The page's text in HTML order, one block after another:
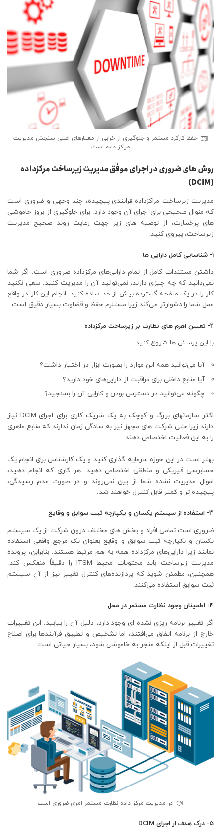
حفظ کارکرد مستمر و جلوگیری از خرابی از معیارهای اصلی سنجش مدیریت
مراکز داده است
روش های ضروری در اجرای موفق مدیریت زیرساخت مرکزداده
(DCIM)
مدیریت زیرساخت مراکزداده فرایندی پیچیده، چند وجهی و ضروری است
که منوال صحیحی برای اجرای آن وجود دارد. برای جلوگیری از بروز خاموشی
های پرخسارت، از توصیه های زیر جهت رعایت روند صحیح مدیریت
زیرساخت، پیروی کنید.
1- شناسایی کامل دارایی ها
داشتن مستندات کامل از تمام دارایی‌های مرکزداده ضروری است. اگر شما
نمی‌دانید که چه چیزی دارید، نمی‌توانید آن را مدیریت کنید. سعی نکنید
کار را در یک صفحه گسترده بیش از حد ساده کنید. انجام این کار در واقع
عمل شما را دشوارتر می‌کند زیرا مستلزم حفظ و قضاوت بسیار دقیق است.
2- تعیین اهرم های نظارت بر زیرساخت مرکزداده
با این پرسش ها شروع کنید:
آیا می‌توانید همه این موارد را بصورت ابزار در اختیار داشت؟
آیا منابع داخلی برای مراقبت از دارایی‌های خود دارید؟
چگونه می‌توانید در دسترس بودن و کارایی آن را بسنجید؟
اکثر سازمانهای بزرگ و کوچک به یک شریک کاری برای اجرای DCIM نیاز
دارند زیرا حتی شرکت های مجهز نیز به سادگی زمان ندارند که منابع ماهری
را به این فعالیت اختصاص دهند.
بهتر است در این حوزه سرمایه گذاری کنید و یک کارشناس برای انجام یک
حسابرسی فیزیکی و منطقی اختصاص دهید. هر کاری که انجام دهید،
اموال مدیریت نشده شما از بین نمی‌روند و در صورت عدم رسیدگی،
پیچیده تر و کمتر قابل کنترل خواهند شد.
3- استفاده از سیستم یکسان و یکپارچه ثبت سوابق و وقایع
ضروری است تمامی افراد و بخش های مختلف درون شرکت از یک سیستم‌
یکسان و یکپارچه ثبت سوابق و وقایع بعنوان یک مرجع واقعی استفاده
نمایند زیرا دارایی‌های مرکزداده همه به هم مرتبط هستند. بنابراین، پرونده
مدیریت زیرساخت باید محتویات محیط ITSM را دقیقاً منعکس کند.
همچنین، مطمئن شوید که پردازنده‌های کنترل تغییر نیز از آن سیستم
ثبت سوابق استفاده می‌کنند.
4- اطمینان وجود نظارت مستمر در محل
اگر تغییر برنامه ریزی نشده ای وجود دارد، دلیل آن را بیابید. این تغییرات
خارج از برنامه اتفاق می‌افتند، اما تشخیص و تطبیق فرآیندها برای اصلاح
تغییرات قبل از اینکه منجر به خاموشی شود، بسیار حیاتی است.
در مدیریت مرکز داده نظارت مستمر امری ضروری است
5- درک هدف از اجرای DCIM